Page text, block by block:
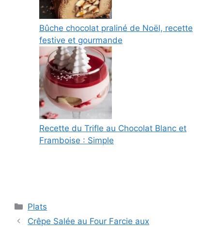
Bûche chocolat praliné de Noël, recette
festive et gourmande
Recette du Trifle au Chocolat Blanc et
Framboise : Simple
Categories
Plats
Crêpe Salée au Four Farcie aux